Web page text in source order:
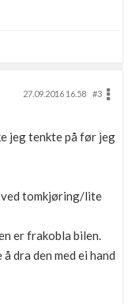
27.09.2016 16.58
#3
jeg tenkte på før jeg
ved tomkjøring/lite
er frakobla bilen.
dra den med ei hand